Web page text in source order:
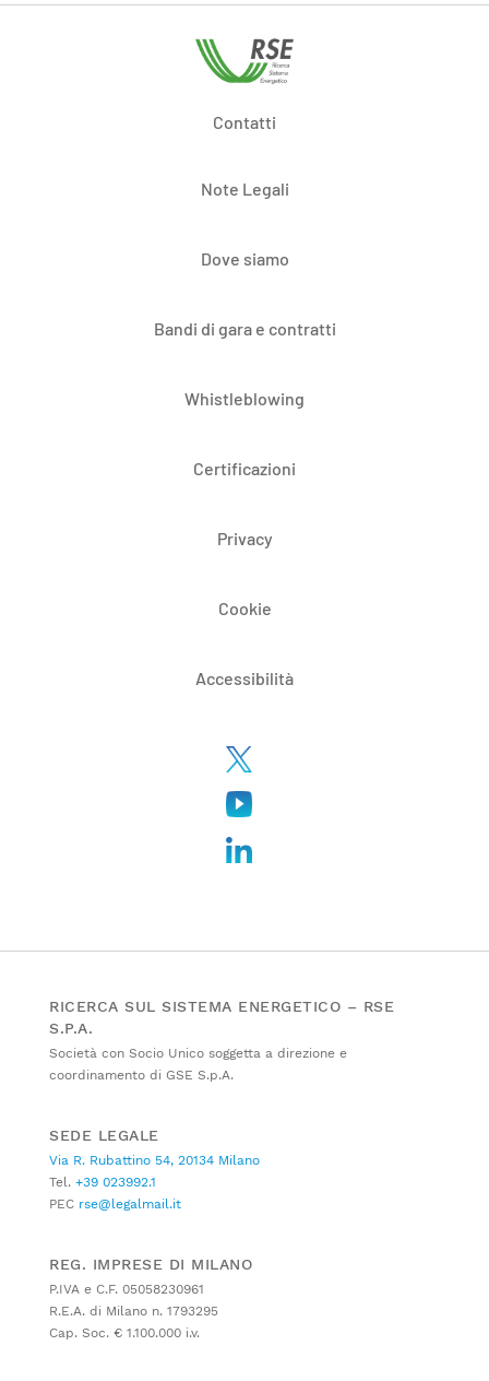
Contatti
Note Legali
Dove siamo
Bandi di gara e contratti
Whistleblowing
Certificazioni
Privacy
Cookie
Accessibilità
RICERCA SUL SISTEMA ENERGETICO – RSE
S.P.A.
Società con Socio Unico soggetta a direzione e
coordinamento di GSE S.p.A.
SEDE LEGALE
Via R. Rubattino 54, 20134 Milano
Tel. +39 023992.1
PEC rse@legalmail.it
REG. IMPRESE DI MILANO
P.IVA e C.F. 05058230961
R.E.A. di Milano n. 1793295
Cap. Soc. € 1.100.000 i.v.